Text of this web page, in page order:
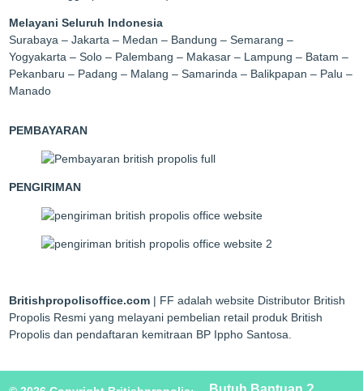
Melayani Seluruh Indonesia
Surabaya – Jakarta – Medan – Bandung – Semarang –
Yogyakarta – Solo – Palembang – Makasar – Lampung – Batam –
Pekanbaru – Padang – Malang – Samarinda – Balikpapan – Palu –
Manado
PEMBAYARAN
PENGIRIMAN
Britishpropolisoffice.com | FF adalah website Distributor British
Propolis Resmi yang melayani pembelian retail produk British
Propolis dan pendaftaran kemitraan BP Ippho Santosa.